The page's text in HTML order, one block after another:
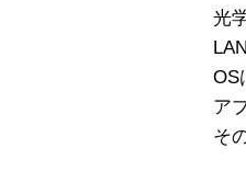
光
OS
ア
そ